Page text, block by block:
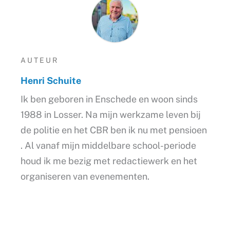
AUTEUR
Henri Schuite
Ik ben geboren in Enschede en woon sinds
1988 in Losser. Na mijn werkzame leven bij
de politie en het CBR ben ik nu met pensioen
. Al vanaf mijn middelbare school-periode
houd ik me bezig met redactiewerk en het
organiseren van evenementen.